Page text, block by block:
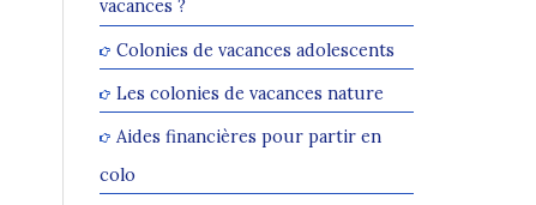
vacances ?
Colonies de vacances adolescents
Les colonies de vacances nature
Aides financières pour partir en
colo